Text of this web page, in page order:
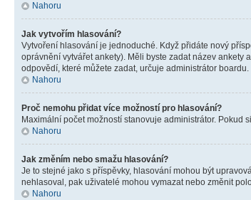
Nahoru
Jak vytvořím hlasování?
Vytvoření hlasování je jednoduché. Když přidáte nový
oprávnění vytvářet ankety). Měli byste zadat název
odpovědí, které můžete zadat, určuje administrátor boardu.
Nahoru
Proč nemohu přidat více možností pro hlasování?
Maximální počet možností stanovuje administrátor. Pokud
Nahoru
Jak změním nebo smažu hlasování?
Je to stejné jako s příspěvky, hlasování mohou být
nehlasoval, pak uživatelé mohou vymazat nebo změnit
Nahoru